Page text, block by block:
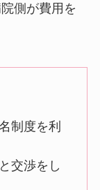
側が費用を
制度を利
交渉をし